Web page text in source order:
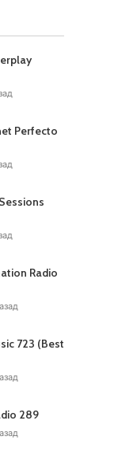
Perfecto
Radio
723 (Best
289